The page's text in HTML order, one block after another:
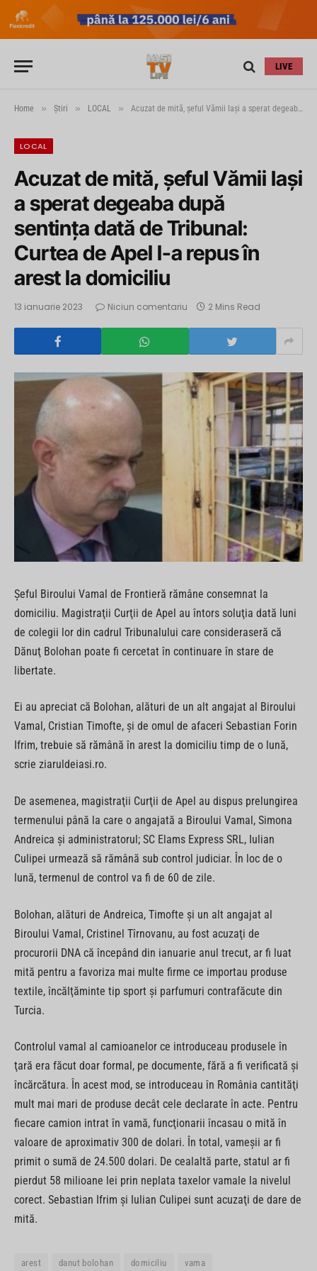
LIVE
Home » Știri » LOCAL » Acuzat de mită, şeful Vămii Iaşi a sperat degeaba după sentinţa dată de Tribunal: Curtea de Apel l-a repus în arest la domiciliu
LOCAL
Acuzat de mită, şeful Vămii Iaşi
a sperat degeaba după
sentinţa dată de Tribunal:
Curtea de Apel l-a repus în
arest la domiciliu
13 ianuarie 2023 Niciun comentariu 2 Mins Read
Şeful Biroului Vamal de Frontieră rămâne consemnat la
domiciliu. Magistraţii Curţii de Apel au întors soluţia dată luni
de colegii lor din cadrul Tribunalului care consideraseră că
Dănuţ Bolohan poate fi cercetat în continuare în stare de
libertate.
Ei au apreciat că Bolohan, alături de un alt angajat al Biroului
Vamal, Cristian Timofte, şi de omul de afaceri Sebastian Forin
Ifrim, trebuie să rămână în arest la domiciliu timp de o lună,
scrie ziaruldeiasi.ro.
De asemenea, magistraţii Curţii de Apel au dispus prelungirea
termenului până la care o angajată a Biroului Vamal, Simona
Andreica şi administratorul; SC Elams Express SRL, Iulian
Culipei urmează să rămână sub control judiciar. În loc de o
lună, termenul de control va fi de 60 de zile.
Bolohan, alături de Andreica, Timofte şi un alt angajat al
Biroului Vamal, Cristinel Tîrnovanu, au fost acuzaţi de
procurorii DNA că începând din ianuarie anul trecut, ar fi luat
mită pentru a favoriza mai multe firme ce importau produse
textile, încălţăminte tip sport şi parfumuri contrafăcute din
Turcia.
Controlul vamal al camioanelor ce introduceau produsele în
ţară era făcut doar formal, pe documente, fără a fi verificată şi
încărcătura. În acest mod, se introduceau în România cantităţi
mult mai mari de produse decât cele declarate în acte. Pentru
fiecare camion intrat în vamă, funcţionarii încasau o mită în
valoare de aproximativ 300 de dolari. În total, vameşii ar fi
primit o sumă de 24.500 dolari. De cealaltă parte, statul ar fi
pierdut 58 milioane lei prin neplata taxelor vamale la nivelul
corect. Sebastian Ifrim şi Iulian Culipei sunt acuzaţi de dare de
mită.
arest danut bolohan domiciliu vama